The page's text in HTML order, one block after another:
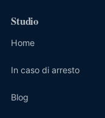
Studio
Home
In caso di arresto
Blog